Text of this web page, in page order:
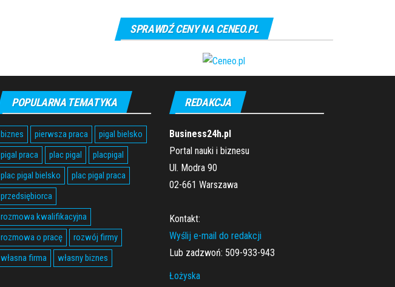
SPRAWDŹ CENY NA CENEO.PL
POPULARNA TEMATYKA
biznes pierwsza praca
pigal bielsko
pigal praca
plac pigal
placpigal
plac pigal bielsko
plac pigal praca
przedsiębiorca
rozmowa kwalifikacyjna
rozmowa o pracę
rozwój firmy
własna firma
własny biznes
REDAKCJA
Business24h.pl
Portal nauki i biznesu
Ul. Modra 90
02-661 Warszawa
Kontakt:
Wyślij e-mail do redakcji
Lub zadzwoń: 509-933-943
Łożyska